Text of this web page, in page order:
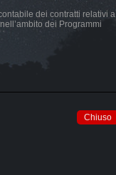
dei contratti relativi a
dei Programmi
Chiuso